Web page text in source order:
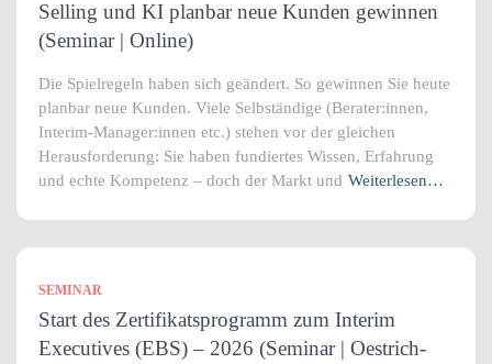
Selling und KI planbar neue Kunden gewinnen
(Seminar | Online)
Die Spielregeln haben sich geändert. So gewinnen Sie heute
planbar neue Kunden. Viele Selbständige (Berater:innen,
Interim-Manager:innen etc.) stehen vor der gleichen
Herausforderung: Sie haben fundiertes Wissen, Erfahrung
und echte Kompetenz – doch der Markt und Weiterlesen…
SEMINAR
Start des Zertifikatsprogramm zum Interim
Executives (EBS) – 2026 (Seminar | Oestrich-